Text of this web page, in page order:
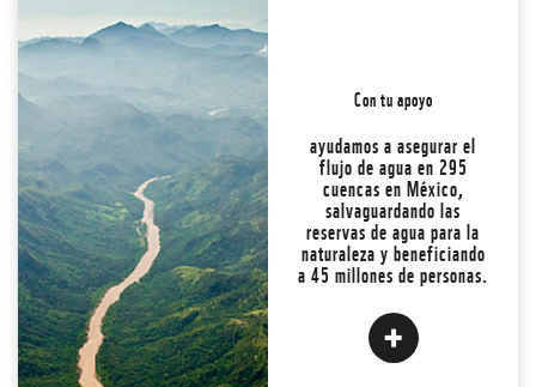
Con tu apoyo
ayudamos a asegurar el
flujo de agua en 295
cuencas en México,
salvaguardando las
reservas de agua para la
naturaleza y beneficiando
a 45 millones de personas.
En todo el mundo, los ríos
se siguen drenando,
represando y desviando.
JUNTOS PODEMOS
CAMBIARLO.
VER MÁS
Atrás